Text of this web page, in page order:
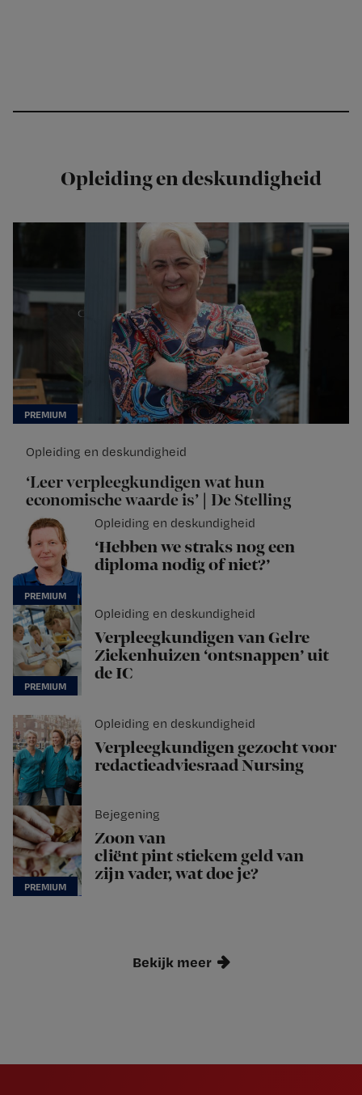
Opleiding en deskundigheid
Opleiding en deskundigheid
‘Leer verpleegkundigen wat hun
economische waarde is’ | De Stelling
Opleiding en deskundigheid
‘Hebben we straks nog een
diploma nodig of niet?’
Opleiding en deskundigheid
Verpleegkundigen van Gelre
Ziekenhuizen ‘ontsnappen’ uit
de IC
Opleiding en deskundigheid
Verpleegkundigen gezocht voor
redactieadviesraad Nursing
Bejegening
Zoon van
cliënt pint stiekem geld van
zijn vader, wat doe je?
Bekijk meer